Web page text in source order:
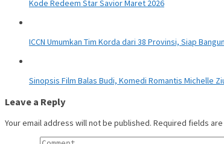
Kode Redeem Star Savior Maret 2026
ICCN Umumkan Tim Korda dari 38 Provinsi, Siap
Sinopsis Film Balas Budi, Komedi Romantis Michelle
Leave a Reply
Your email address will not be published. Required fields